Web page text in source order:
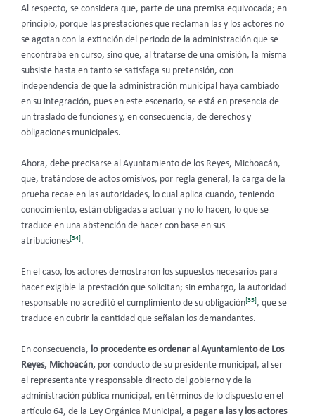
Al respecto, se considera que, parte de una premisa equivocada; en
principio, porque las prestaciones que reclaman las y los actores no
se agotan con la extinción del periodo de la administración que se
encontraba en curso, sino que, al tratarse de una omisión, la misma
subsiste hasta en tanto se satisfaga su pretensión, con
independencia de que la administración municipal haya cambiado
en su integración, pues en este escenario, se está en presencia de
un traslado de funciones y, en consecuencia, de derechos y
obligaciones municipales.
Ahora, debe precisarse al Ayuntamiento de los Reyes, Michoacán,
que, tratándose de actos omisivos, por regla general, la carga de la
prueba recae en las autoridades, lo cual aplica cuando, teniendo
conocimiento, están obligadas a actuar y no lo hacen, lo que se
traduce en una abstención de hacer con base en sus
atribuciones[34].
En el caso, los actores demostraron los supuestos necesarios para
hacer exigible la prestación que solicitan; sin embargo, la autoridad
responsable no acreditó el cumplimiento de su obligación[35], que se
traduce en cubrir la cantidad que señalan los demandantes.
En consecuencia, lo procedente es ordenar al Ayuntamiento de Los
Reyes, Michoacán, por conducto de su presidente municipal, al ser
el representante y responsable directo del gobierno y de la
administración pública municipal, en términos de lo dispuesto en el
artículo 64, de la Ley Orgánica Municipal, a pagar a las y los actores